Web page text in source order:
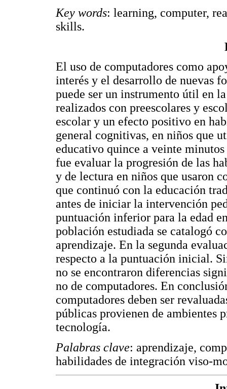
Key words: learning, computer,
skills.
El uso de computadores como
interés y el desarrollo de nuevas
puede ser un instrumento útil en
realizados con preescolares y
escolar y un efecto positivo en
general cognitivas, en niños que
educativo quince a veinte
fue evaluar la progresión de las
y de lectura en niños que usaron
que continuó con la educación
antes de iniciar la intervención
puntuación inferior para la edad
población estudiada se catalogó
aprendizaje. En la segunda
respecto a la puntuación inicial.
no se encontraron diferencias
no de computadores. En
computadores deben ser
públicas provienen de ambientes
tecnología.
Palabras clave: aprendizaje,
habilidades de integración viso-